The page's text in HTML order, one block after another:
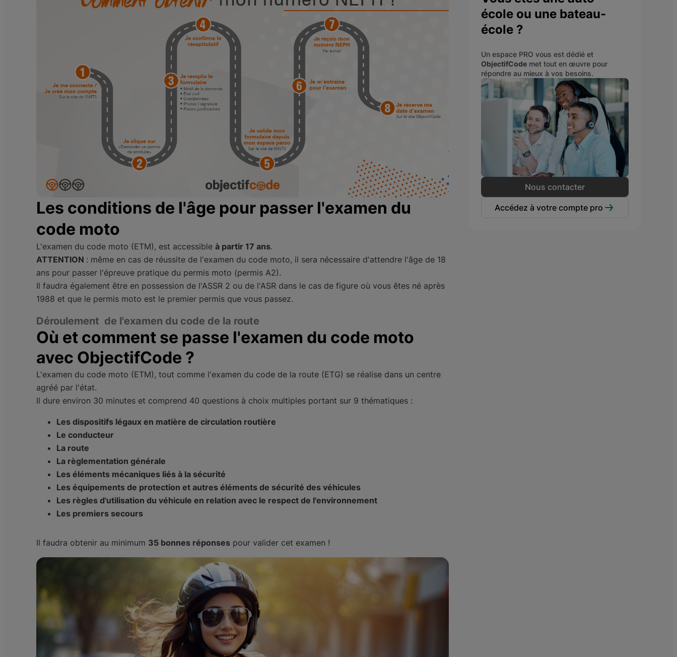
Les conditions de l'âge pour passer l'examen du
code moto
L'examen du code moto (ETM), est accessible à partir 17 ans.
ATTENTION : même en cas de réussite de l'examen du code moto, il sera nécessaire d'attendre l'âge de 18
ans pour passer l'épreuve pratique du permis moto (permis A2).
Il faudra également être en possession de l'ASSR 2 ou de l'ASR dans le cas de figure où vous êtes né après
1988 et que le permis moto est le premier permis que vous passez.
Déroulement de l'examen du code de la route
Où et comment se passe l'examen du code moto
avec ObjectifCode ?
L'examen du code moto (ETM), tout comme l'examen du code de la route (ETG) se réalise dans un centre
agréé par l'état.
Il dure environ 30 minutes et comprend 40 questions à choix multiples portant sur 9 thématiques :
Les dispositifs légaux en matière de circulation routière
Le conducteur
La route
La règlementation générale
Les éléments mécaniques liés à la sécurité
Les équipements de protection et autres éléments de sécurité des véhicules
Les règles d'utilisation du véhicule en relation avec le respect de l'environnement
Les premiers secours
Il faudra obtenir au minimum 35 bonnes réponses pour valider cet examen !
école ou une bateau-
école ?
Un espace PRO vous est dédié et
ObjectifCodemet tout en œuvre pour
répondre au mieux à vos besoins.
Nous contacter
Accédez à votre compte pro